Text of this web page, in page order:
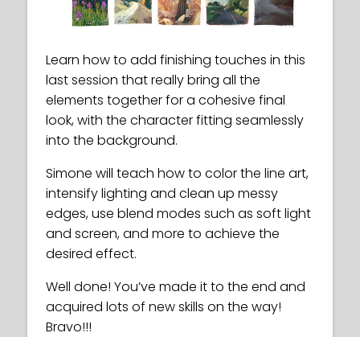
Learn how to add finishing touches in this
last session that really bring all the
elements together for a cohesive final
look, with the character fitting seamlessly
into the background.
Simone will teach how to color the line art,
intensify lighting and clean up messy
edges, use blend modes such as soft light
and screen, and more to achieve the
desired effect.
Well done! You’ve made it to the end and
acquired lots of new skills on the way!
Bravo!!!